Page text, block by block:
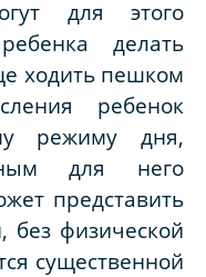
для этого
делать
ходить пешком
ребенок
режиму дня,
для него
представить
без физической
существенной